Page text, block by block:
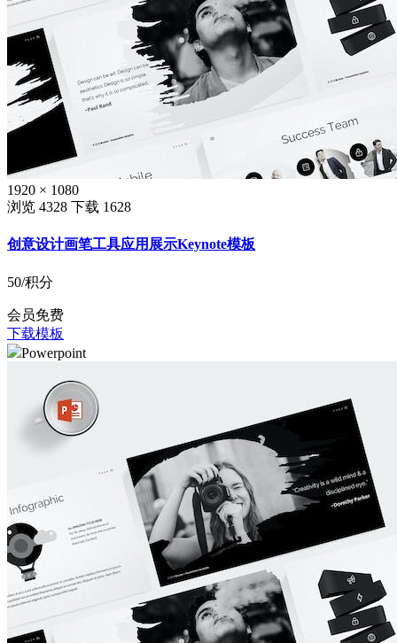
1920 × 1080
浏览 4328 下载 1628
创意设计画笔工具应用展示Keynote模板
50/积分
会员免费
下载模板
Powerpoint